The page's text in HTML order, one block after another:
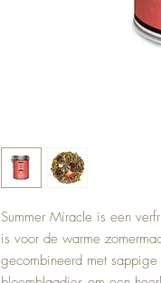
Summer Miracle is een
is voor de warme
gecombineerd met